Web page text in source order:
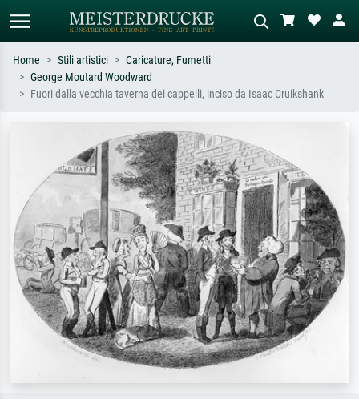
Ricerca standard Ricerca immagini AI
Monet, Notte stellata,
Impressionismo, onda di Hokusai,
nudo.
astratto con molto rosso, dipinto a
olio scuro, nudo in piedi vicino a un
albero.
Home Stili artistici
Caricature, Fumetti
George Moutard Woodward
Fuori dalla vecchia taverna dei cappelli, inciso da Isaac Cruikshank